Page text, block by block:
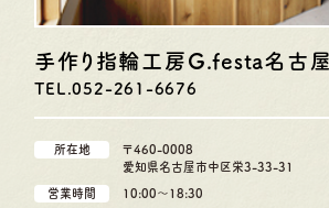
手作り指輪工房G.festa名古
TEL.052-261-6676
所在地
〒460-0008
愛知県名古屋市中区栄3-33-31
営業時間 10:00〜18:30